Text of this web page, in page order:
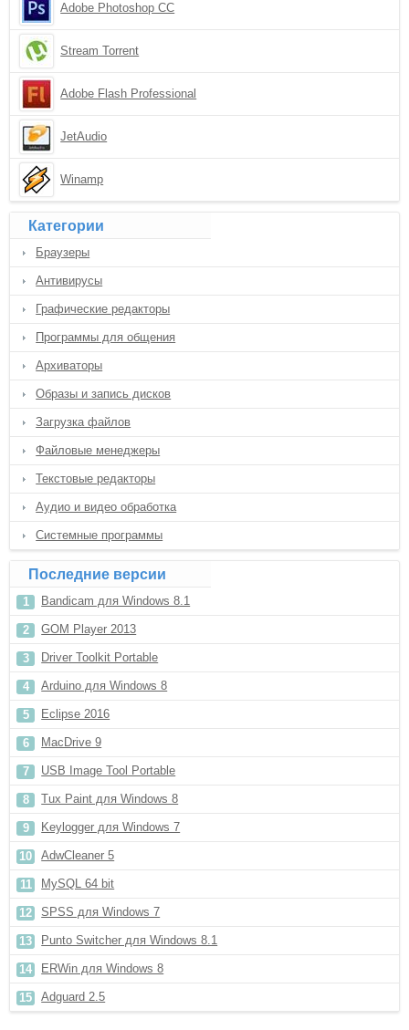
Adobe Photoshop CC
Stream Torrent
Adobe Flash Professional
JetAudio
Winamp
Категории
Браузеры
Антивирусы
Графические редакторы
Программы для общения
Архиваторы
Образы и запись дисков
Загрузка файлов
Файловые менеджеры
Текстовые редакторы
Аудио и видео обработка
Системные программы
Последние версии
Bandicam для Windows 8.1
GOM Player 2013
Driver Toolkit Portable
Arduino для Windows 8
Eclipse 2016
MacDrive 9
USB Image Tool Portable
Tux Paint для Windows 8
Keylogger для Windows 7
AdwCleaner 5
MySQL 64 bit
SPSS для Windows 7
Punto Switcher для Windows 8.1
ERWin для Windows 8
Adguard 2.5